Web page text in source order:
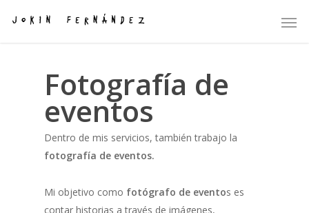
Fotografía de
eventos
Dentro de mis servicios, también trabajo la
fotografía de eventos.
Mi objetivo como fotógrafo de eventos es
contar historias a través de imágenes,